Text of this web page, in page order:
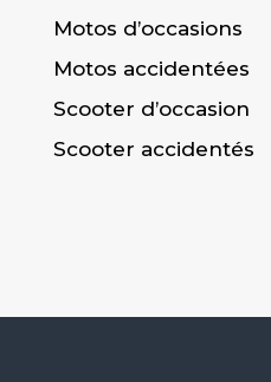
Motos d’occasions
Motos accidentées
Scooter d’occasion
Scooter accidentés